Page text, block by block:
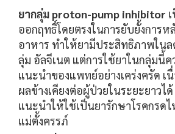
ยากลุ่ม proton-pump inhibitor
ออกฤทธิ์โดยตรงในการยับยั้งการห
อาหาร ทำให้ยามีประสิทธิภาพในล
ลุ่ม อัลจีเนต แต่การใช้ยาในกลุ่มนี้ค
แนะนำของแพทย์อย่างเคร่งครัด เ
ผลข้างเคียงต่อผู้ป่วยในระยะยาวไ
แนะนำให้ใช้เป็นยารักษาโรคกรด
แม่ตั้งครรภ์